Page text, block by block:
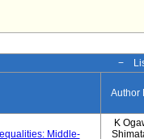
−
Author
Middle-
K